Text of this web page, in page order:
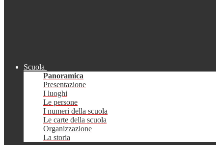
Scuola
Panoramica
Presentazione
I luoghi
Le persone
I numeri della scuola
Le carte della scuola
Organizzazione
La storia